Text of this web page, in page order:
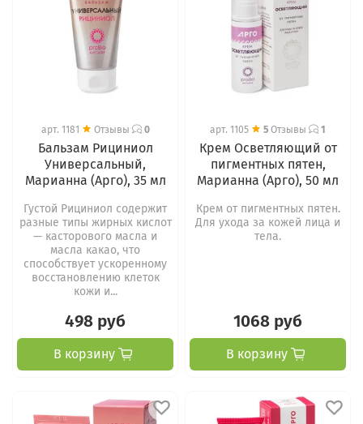
арт. 1181 Отзывы 0
Бальзам Рициниол
Универсальный,
Марианна (Арго), 35 мл
Густой Рициниол содержит
разные типы жирных кислот
— касторового масла и
масла какао, что
способствует ускоренному
восстановлению клеток
кожи и...
498 руб
В корзину
арт. 1105 5 Отзывы 1
Крем Осветляющий от
пигментных пятен,
Марианна (Арго), 50 мл
Крем от пигментных пятен.
Для ухода за кожей лица и
тела.
1068 руб
В корзину